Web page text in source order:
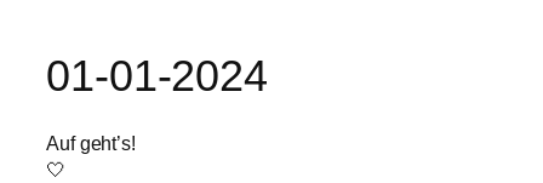
01-01-2024
Auf geht’s!
🤍